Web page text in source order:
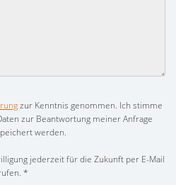
zur Kenntnis genommen. Ich stimme
zur Beantwortung meiner Anfrage
werden.
jederzeit für die Zukunft per E-Mail
*